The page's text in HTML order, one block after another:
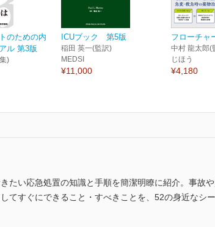
のための内
ル 第3版
)
ICUブック 第5版
稲田 英一(監訳)
MEDSI
¥11,000
フローチャ
中村 龍太郎(
じほう
¥4,180
たい応急処置の知識と手順を簡潔明瞭に紹介。事故
てすぐにできること・すべきことを、52の身近なシ